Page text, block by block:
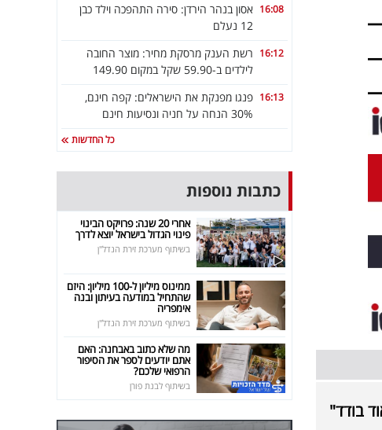
בודד"
16:08 אסון בנהר הירדן: סירה התהפכה וילד כבן
12 נעלם
16:12 רשת הענק מרסקת מחיר: מוצר החובה
לילדים ב-59.90 שקל במקום 149.90
16:13 פנגו מפנקת את הישראלים: קפה חינם,
30% הנחה על חניה ונסיעות חינם
כל החדשות
כתבות נוספות
אחרי 20 שנה: פרויקט הבינוי
פינוי הגדול בישראל יוצא לדרך
בשיתוף מערכת זירת הנדל"ן
ממינוס מיליון ל-100 מיליון: היזם
שהתחיל במודעה בעיתון ובנה
אימפריה
בשיתוף מערכת זירת הנדל"ן
מה שלא כתוב באבחנה: האם
אתם יודעים לספר את הסיפור
הרפואי שלכם?
בשיתוף לבנת פורן